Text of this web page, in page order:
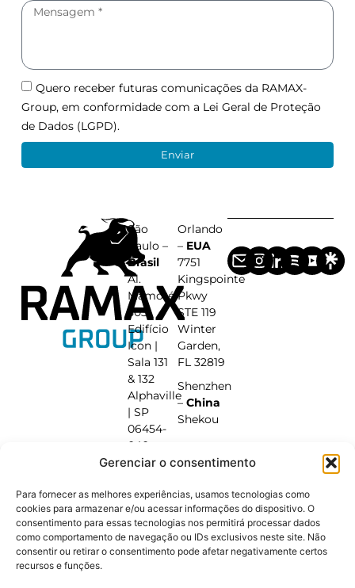
Gerenciar o consentimento
Para fornecer as melhores experiências, usamos tecnologias como
cookies para armazenar e/ou acessar informações do dispositivo. O
consentimento para essas tecnologias nos permitirá processar dados
como comportamento de navegação ou IDs exclusivos neste site. Não
consentir ou retirar o consentimento pode afetar negativamente certos
recursos e funções.
Quero receber futuras comunicações da RAMAX-
Group, em conformidade com a Lei Geral de Proteção
de Dados (LGPD).
Enviar
São
Paulo –
Brasil
Al.
Mamoré,
503
Edifício
Icon |
Sala 131
& 132
Alphaville
| SP
06454-
040
+55 (11)
9936
Beirute –
Líbano
Jdita |
Orlando
– EUA
7751
Kingspointe
Pkwy
STE 119
Winter
Garden,
FL 32819
Shenzhen
– China
Shekou